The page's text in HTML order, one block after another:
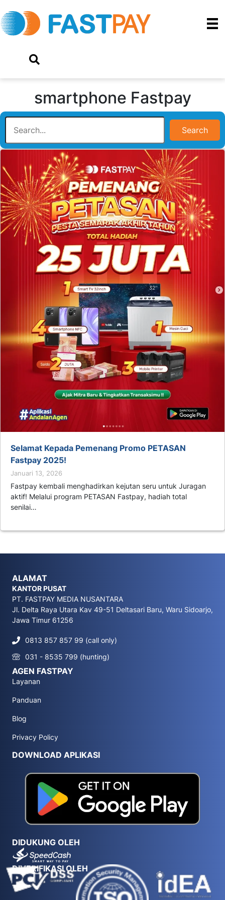
smartphone Fastpay
Search
Selamat Kepada Pemenang Promo PETASAN
Fastpay 2025!
Januari 13, 2026
Fastpay kembali menghadirkan kejutan seru untuk Juragan
aktif! Melalui program PETASAN Fastpay, hadiah total
senilai…
ALAMAT
KANTOR PUSAT
PT. FASTPAY MEDIA NUSANTARA
Jl. Delta Raya Utara Kav 49-51 Deltasari Baru, Waru Sidoarjo,
Jawa Timur 61256
0813 857 857 99 (call only)
031 - 8535 799 (hunting)
AGEN FASTPAY
Layanan
Panduan
Blog
Privacy Policy
DOWNLOAD APLIKASI
DIDUKUNG OLEH
DIVERIFIKASI OLEH